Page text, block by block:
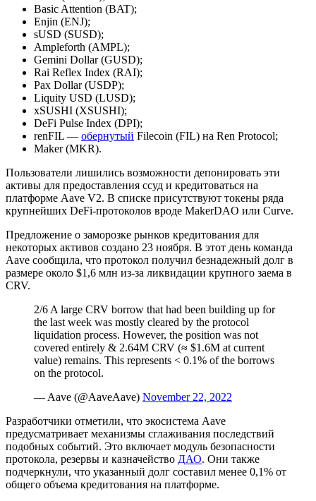
Basic Attention (BAT);
Enjin (ENJ);
sUSD (SUSD);
Ampleforth (AMPL);
Gemini Dollar (GUSD);
Rai Reflex Index (RAI);
Pax Dollar (USDP);
Liquity USD (LUSD);
xSUSHI (XSUSHI);
DeFi Pulse Index (DPI);
renFIL — обернутый Filecoin (FIL) на Ren Protocol;
Maker (MKR).
Пользователи лишились возможности депонировать эти
активы для предоставления ссуд и кредитоваться на
платформе Aave V2. В списке присутствуют токены ряда
крупнейших DeFi-протоколов вроде MakerDAO или Curve.
Предложение о заморозке рынков кредитования для
некоторых активов создано 23 ноября. В этот день команда
Aave сообщила, что протокол получил безнадежный долг в
размере около $1,6 млн из-за ликвидации крупного заема в
CRV.
2/6 A large CRV borrow that had been building up for
the last week was mostly cleared by the protocol
liquidation process. However, the position was not
covered entirely & 2.64M CRV (≈ $1.6M at current
value) remains. This represents < 0.1% of the borrows
on the protocol.
— Aave (@AaveAave) November 22, 2022
Разработчики отметили, что экосистема Aave
предусматривает механизмы сглаживания последствий
подобных событий. Это включает модуль безопасности
протокола, резервы и казначейство ДАО. Они также
подчеркнули, что указанный долг составил менее 0,1% от
общего объема кредитования на платформе.